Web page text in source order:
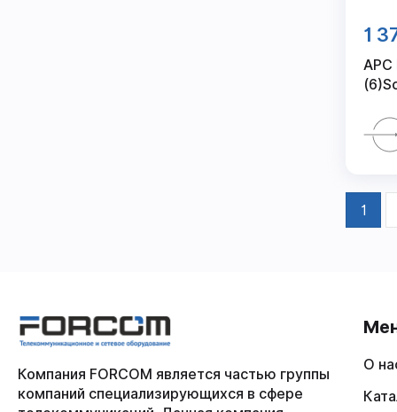
1
APC
1
Компания FORCOM является частью группы
компаний специализирующихся в сфере
О